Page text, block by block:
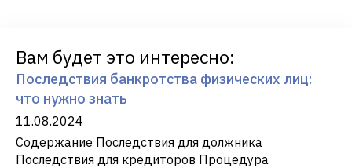
Вам будет это интересно:
Последствия банкротства физических лиц:
что нужно знать
11.08.2024
Содержание Последствия для должника
Последствия для кредиторов Процедура